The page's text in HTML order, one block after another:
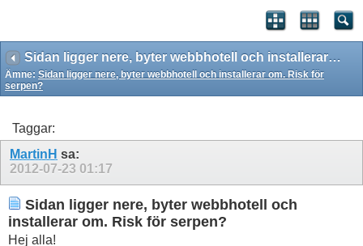
Sidan ligger nere, byter webbhotell och installerar om. Risk för serpen?
Ämne: Sidan ligger nere, byter webbhotell och installerar om. Risk för
serpen?
Taggar:
MartinH sa:
2012-07-23 01:17
Sidan ligger nere, byter webbhotell och
installerar om. Risk för serpen?
Hej alla!